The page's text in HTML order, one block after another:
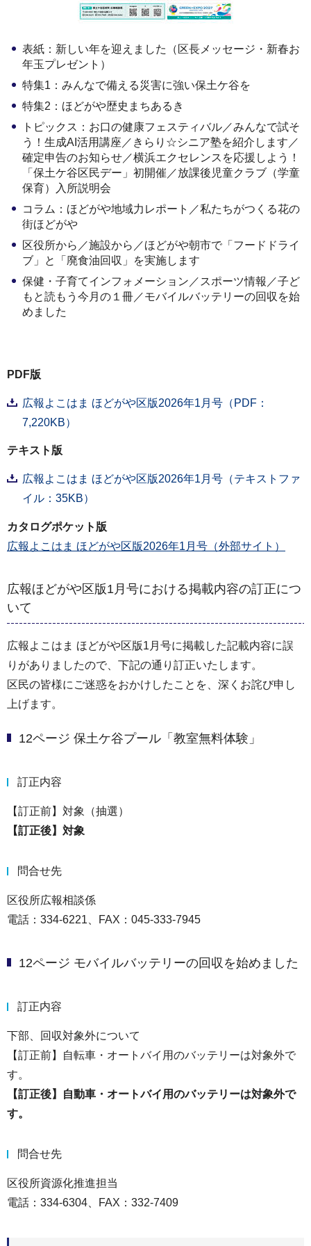
表紙：新しい年を迎えました（区長メッセージ・新春お
年玉プレゼント）
特集1：みんなで備える災害に強い保土ケ谷を
特集2：ほどがや歴史まちあるき
トピックス：お口の健康フェスティバル／みんなで試そ
う！生成AI活用講座／きらり☆シニア塾を紹介します／
確定申告のお知らせ／横浜エクセレンスを応援しよう！
「保土ケ谷区民デー」初開催／放課後児童クラブ（学童
保育）入所説明会
コラム：ほどがや地域力レポート／私たちがつくる花の
街ほどがや
区役所から／施設から／ほどがや朝市で「フードドライ
ブ」と「廃食油回収」を実施します
保健・子育てインフォメーション／スポーツ情報／子ど
もと読もう今月の１冊／モバイルバッテリーの回収を始
めました
PDF版
広報よこはま ほどがや区版2026年1月号（PDF：
7,220KB）
テキスト版
広報よこはま ほどがや区版2026年1月号（テキストファ
イル：35KB）
カタログポケット版
広報よこはま ほどがや区版2026年1月号（外部サイト）
広報ほどがや区版1月号における掲載内容の訂正につ
いて
広報よこはま ほどがや区版1月号に掲載した記載内容に誤
りがありましたので、下記の通り訂正いたします。
区民の皆様にご迷惑をおかけしたことを、深くお詫び申し
上げます。
12ページ 保土ケ谷プール「教室無料体験」
訂正内容
【訂正前】対象（抽選）
【訂正後】対象
問合せ先
区役所広報相談係
電話：334-6221、FAX：045-333-7945
12ページ モバイルバッテリーの回収を始めました
訂正内容
下部、回収対象外について
【訂正前】自転車・オートバイ用のバッテリーは対象外で
す。
【訂正後】自動車・オートバイ用のバッテリーは対象外で
す。
問合せ先
区役所資源化推進担当
電話：334-6304、FAX：332-7409